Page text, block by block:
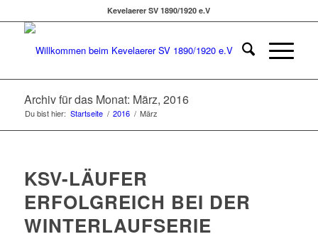
Kevelaerer SV 1890/1920 e.V
Archiv für das Monat: März, 2016
Du bist hier: Startseite / 2016 / März
KSV-LÄUFER
ERFOLGREICH BEI DER
WINTERLAUFSERIE